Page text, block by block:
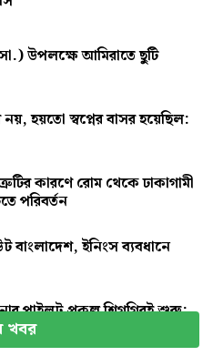
উপলক্ষে আমিরাতে ছুটি
হয়তো স্বপ্নের বাসর হয়েছিল:
কারণে রোম থেকে ঢাকাগামী
পরিবর্তন
ইনিংস ব্যবধানে
পাইলট প্রকল্প শিগগিরই শুরু:
খবর